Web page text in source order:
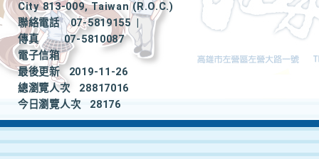
City 813-009, Taiwan (R.O.C.)
聯絡電話
07-5819155
|
傳真
07-5810087
電子信箱
最後更新
2019-11-26
總瀏覽人次
28817016
今日瀏覽人次
28176